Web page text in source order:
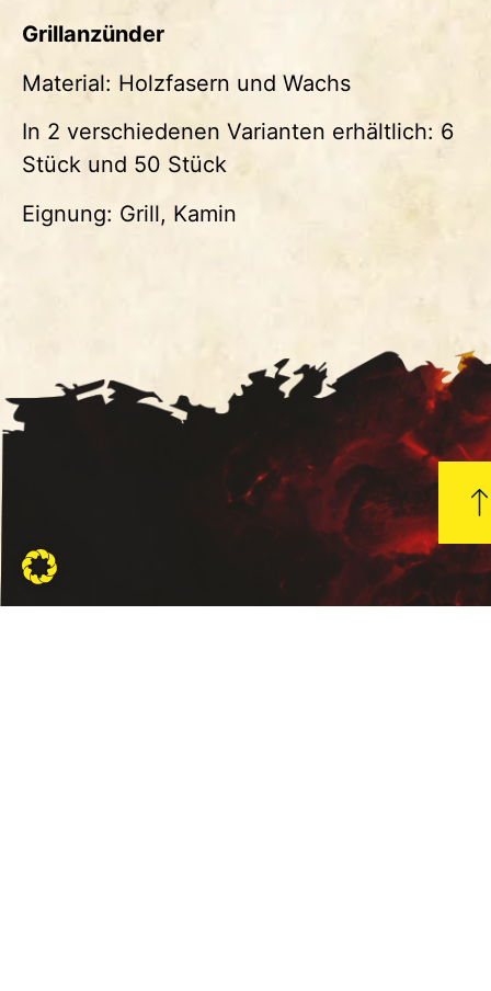
Grillanzünder
Material: Holzfasern und Wachs
In 2 verschiedenen Varianten erhältlich: 6
Stück und 50 Stück
Eignung: Grill, Kamin